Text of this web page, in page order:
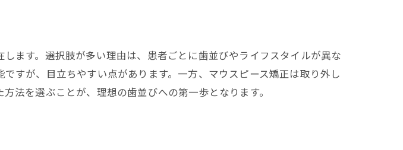
クリニックの特徴とは
価を活用する方法
付き合うための工夫
ます。選択肢が多い理由は、患者ごとに歯並びやライフスタイルが異な
すが、目立ちやすい点があります。一方、マウスピース矯正は取り外し
法を選ぶことが、理想の歯並びへの第一歩となります。